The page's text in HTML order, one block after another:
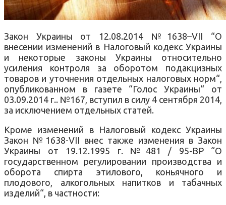
Закон Украины от 12.08.2014 №1638–VII “О
внесении изменений в Налоговый кодекс Украины
и
некоторые законы Украины
относительно
усиления контроля за
оборотом
подакцизных
товаров и уточнения отдельных налоговых норм“
опубликованном
в газете “Голос Украины“
от
03.09.2014 г.. №167 вступил в силу 4 сентября 2014
за исключением отдельных статей.
Кроме изменений в Налоговый кодекс Украины
Закон №1638-VII внес также изменения в Закон
Украины
от 19.12.1995 г. №481 / 95-ВР “О
государственном регулировании
производства и
оборота
спирта этилового коньячного
и
плодового
алкогольных напитков и
табачных
изделий“, в частности: